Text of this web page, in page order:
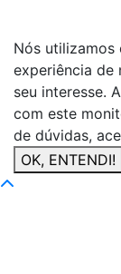
Nós utilizamos
experiência de
seu interesse.
com este
de dúvidas,
OK, ENTENDI!